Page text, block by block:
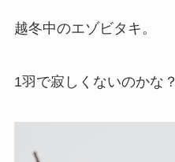
越冬中のエゾビタキ。
1羽で寂しくないのかな？